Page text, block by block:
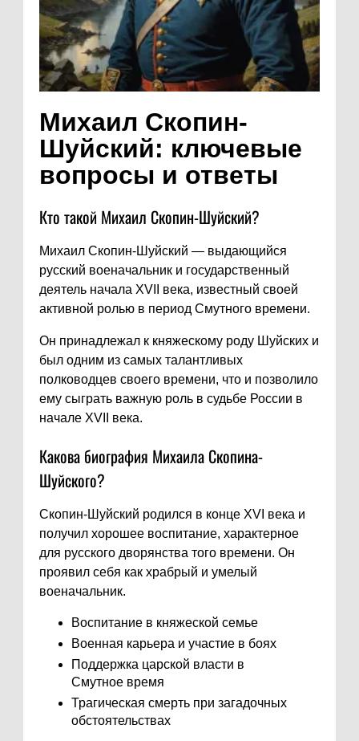
Михаил Скопин-
Шуйский: ключевые
вопросы и ответы
Кто такой Михаил Скопин-Шуйский?
Михаил Скопин-Шуйский — выдающийся
русский военачальник и государственный
деятель начала XVII века, известный своей
активной ролью в период Смутного времени.
Он принадлежал к княжескому роду Шуйских и
был одним из самых талантливых
полководцев своего времени, что и позволило
ему сыграть важную роль в судьбе России в
начале XVII века.
Какова биография Михаила Скопина-
Шуйского?
Скопин-Шуйский родился в конце XVI века и
получил хорошее воспитание, характерное
для русского дворянства того времени. Он
проявил себя как храбрый и умелый
военачальник.
Воспитание в княжеской семье
Военная карьера и участие в боях
Поддержка царской власти в
Смутное время
Трагическая смерть при загадочных
обстоятельствах